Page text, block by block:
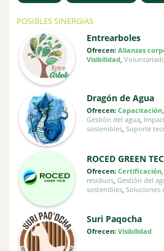
POSIBLES SINERGIAS
Entrearboles
Ofrecen: Alianzas
Visibilidad
Dragón de Agua
Ofrecen: Capacitación,
Gestión del agua,
sostenibles, Soporte
ROCED GREEN
Ofrecen: Certificación,
residuos, Gestión del
sostenibles, Soluciones
Suri Paqocha
Ofrecen: Visibilidad